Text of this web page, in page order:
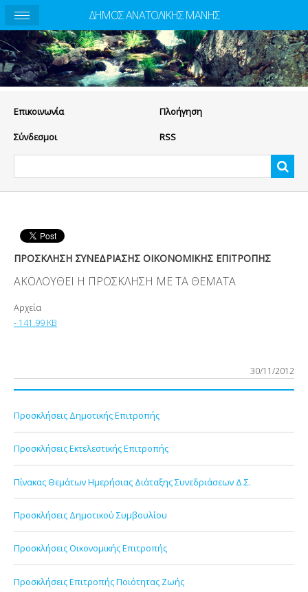
Eπικοινωνία Πλοήγηση
Σύνδεσμοι RSS
ΠΡΟΣΚΛΗΣΗ ΣΥΝΕΔΡΙΑΣΗΣ ΟΙΚΟΝΟΜΙΚΗΣ ΕΠΙΤΡΟΠΗΣ
ΑΚΟΛΟΥΘΕΙ Η ΠΡΟΣΚΛΗΣΗ ΜΕ ΤΑ ΘΕΜΑΤΑ
Αρχεία
- 141.99 KB
30/11/2012
Προσκλήσεις Δημοτικής Επιτροπής
Προσκλήσεις Εκτελεστικής Επιτροπής
Πίνακας Θεμάτων Ημερήσιας Διάταξης Συνεδριάσεων Δ.Σ.
Προσκλήσεις Δημοτικού Συμβουλίου
Προσκλήσεις Οικονομικής Επιτροπής
Προσκλήσεις Επιτροπής Ποιότητας Ζωής
ΔΗΜΟΣ ΑΝΑΤΟΛΙΚΗΣ ΜΑΝΗΣ